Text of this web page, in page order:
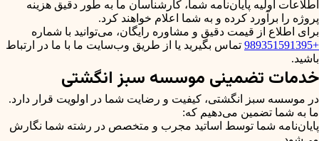
اطلاعات اولیه پایان‌نامه شما، کارشناسان ما به طور دقیق هزینه
پروژه را برآورد کرده و به شما اعلام خواهند کرد.
برای اطلاع از قیمت دقیق و مشاوره رایگان، می‌توانید با شماره
+989351591395
تماس بگیرید یا از طریق وب‌سایت ما با ما در ارتباط
باشید.
خدمات تضمینی موسسه سبز انگشتی
در موسسه سبز انگشتی، کیفیت و رضایت شما در اولویت قرار دارد.
ما به شما تضمین می‌دهیم که:
پایان‌نامه شما توسط اساتید مجرب و متخصص در رشته شما نگارش